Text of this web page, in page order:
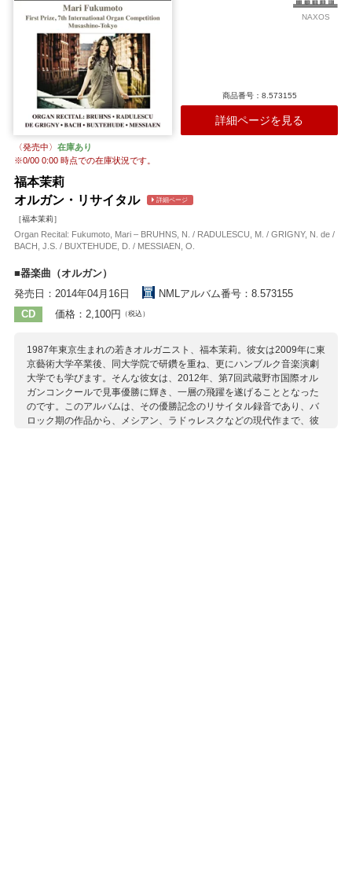
フォックス ラドゥレスク
NAXOS
商品番号：8.573155
詳細ページを見る
〈発売中〉 在庫あり
※0/00 0:00時点での在庫状況です。
福本茉莉
オルガン・リサイタル
詳細ページ
［福本茉莉］
Organ Recital: Fukumoto, Mari – BRUHNS, N. / RADULESCU, M. / GRIGNY, N. de /
BACH, J.S. / BUXTEHUDE, D. / MESSIAEN, O.
■器楽曲（オルガン）
発売日：2014年04月16日
NMLアルバム番号：8.573155
CD
価格：2,100円 （税込）
1987年東京生まれの若きオルガニスト、福本茉莉。彼女は2009年に東
京藝術大学卒業後、同大学院で研鑽を重ね、更にハンブルク音楽演劇
大学でも学びます。そんな彼女は、2012年、第7回武蔵野市国際オル
ガンコンクールで見事優勝に輝き、一層の飛躍を遂げることとなった
のです。このアルバムは、その優勝記念のリサイタル録音であり、バ
ロック期の作品から、メシアン、ラドゥレスクなどの現代作まで、彼